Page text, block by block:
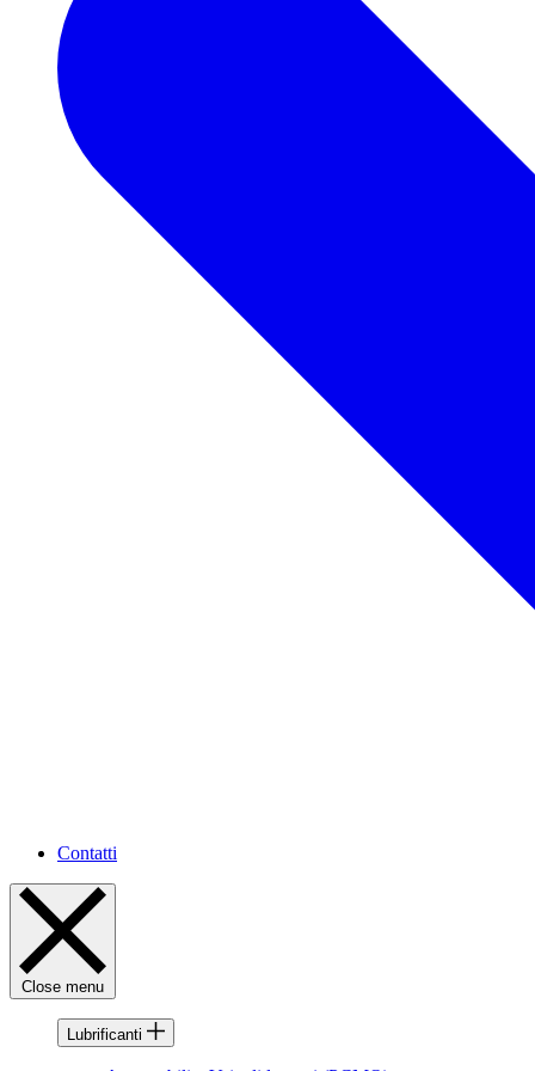
Contatti
Close menu
Lubrificanti